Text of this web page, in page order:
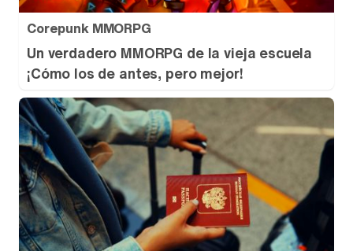
Canción ganadora de Eurovisión 2026: DARA con "Bangaranga" por Bulgaria
Corepunk MMORPG
Un verdadero MMORPG de la vieja escuela
¡Cómo los de antes, pero mejor!